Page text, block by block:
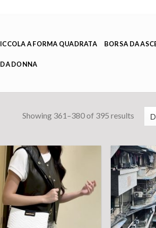
A FORMA QUADRATA BORSA DA
DA DONNA
Showing 361–380 of 395 results